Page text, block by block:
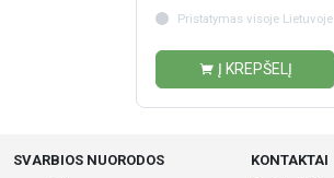
Pristatymas visoje Lietuvoje
Į KREPŠELĮ
SVARBIOS NUORODOS
KONTAKTAI